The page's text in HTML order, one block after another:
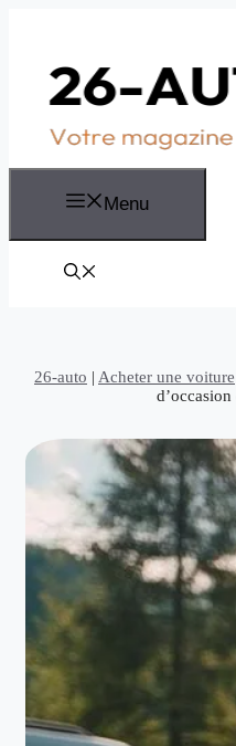
Menu
26-auto | Acheter une voiture